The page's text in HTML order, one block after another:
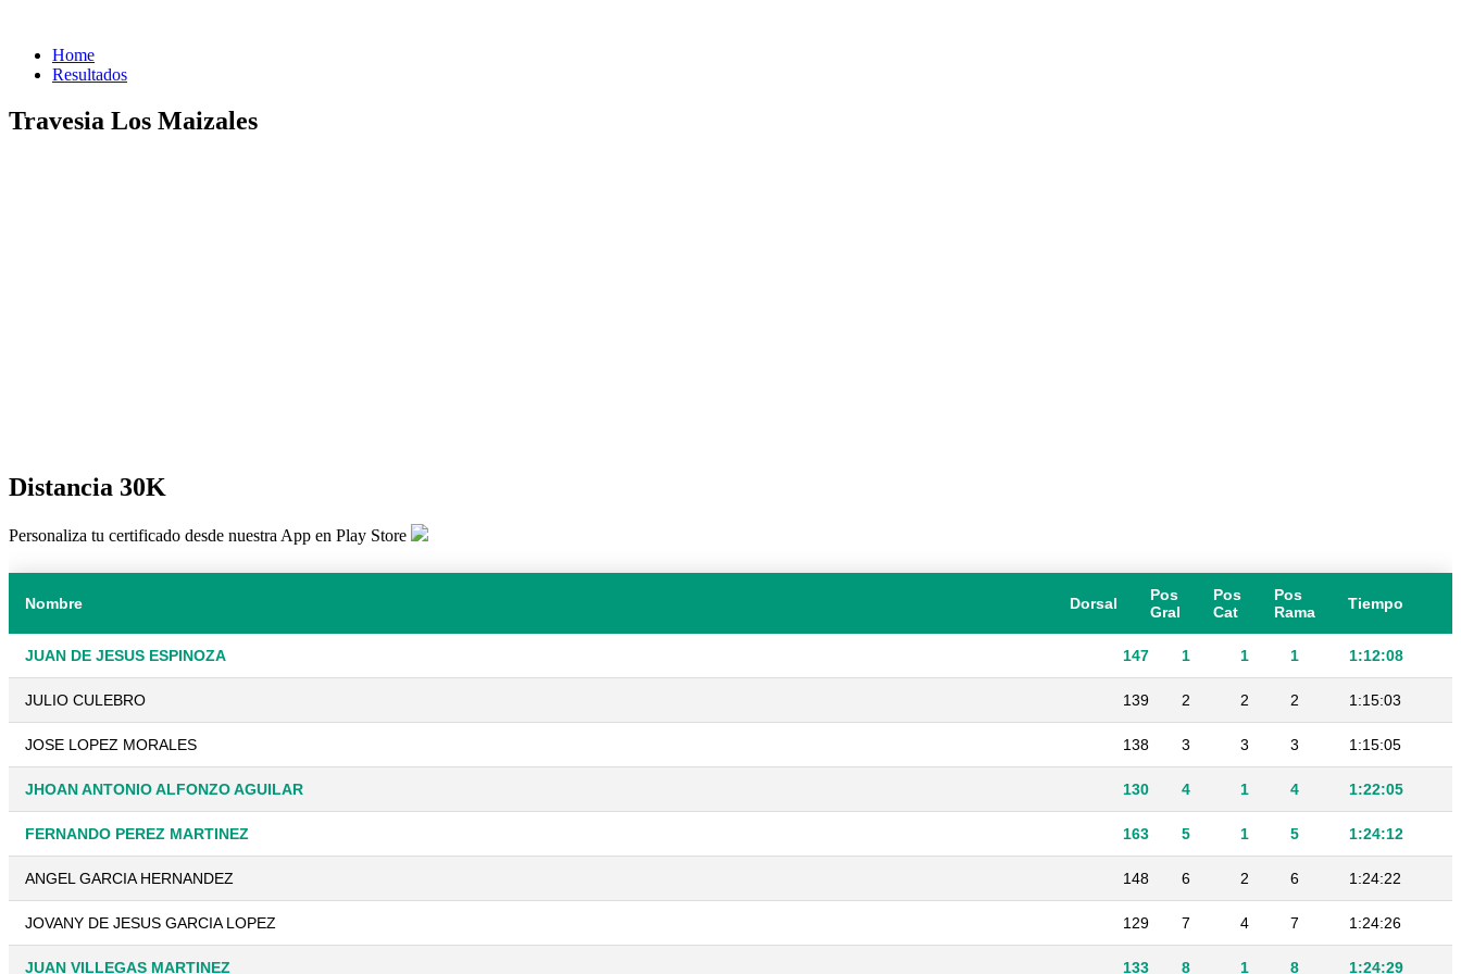
Home
Resultados
Travesia Los Maizales
Distancia 30K
Personaliza tu certificado desde nuestra App en Play Store
Nombre Dorsal
Pos
Gral
Pos
Cat
Pos
Rama
Tiempo
JUAN DE JESUS ESPINOZA 147 1 1 1 1:12:08
JULIO CULEBRO 139 2 2 2 1:15:03
JOSE LOPEZ MORALES 138 3 3 3 1:15:05
JHOAN ANTONIO ALFONZO AGUILAR 130 4 1 4 1:22:05
FERNANDO PEREZ MARTINEZ 163 5 1 5 1:24:12
ANGEL GARCIA HERNANDEZ 148 6 2 6 1:24:22
JOVANY DE JESUS GARCIA LOPEZ 129 7 4 7 1:24:26
JUAN VILLEGAS MARTINEZ 133 8 1 8 1:24:29